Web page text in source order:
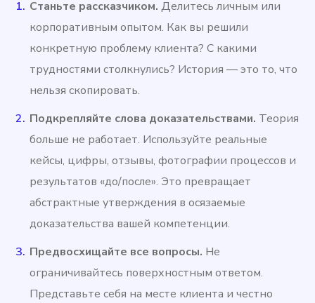
Станьте рассказчиком. Делитесь личным или
корпоративным опытом. Как вы решили
конкретную проблему клиента? С какими
трудностями столкнулись? История — это то, что
нельзя скопировать.
Подкрепляйте слова доказательствами. Теория
больше не работает. Используйте реальные
кейсы, цифры, отзывы, фотографии процессов и
результатов «до/после». Это превращает
абстрактные утверждения в осязаемые
доказательства вашей компетенции.
Предвосхищайте все вопросы. Не
ограничивайтесь поверхностным ответом.
Представьте себя на месте клиента и честно